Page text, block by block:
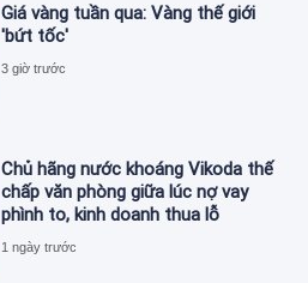
Giá vàng tuần qua: Vàng thế giới
'bứt tốc'
3 giờ trước
Chủ hãng nước khoáng Vikoda thế
chấp văn phòng giữa lúc nợ vay
phình to, kinh doanh thua lỗ
1 ngày trước